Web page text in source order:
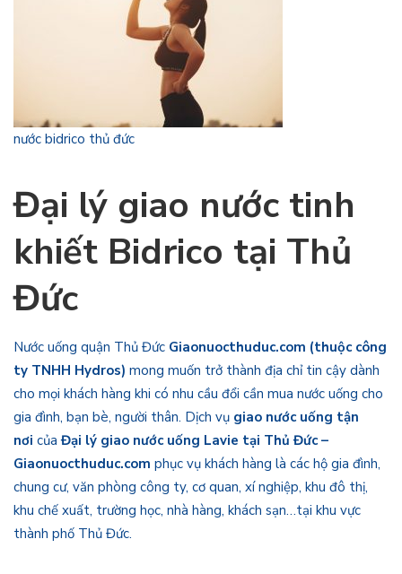
nước bidrico thủ đức
Đại lý giao nước tinh
khiết Bidrico tại Thủ
Đức
Nước uống quận Thủ Đức Giaonuocthuduc.com (thuộc công
ty TNHH Hydros) mong muốn trở thành địa chỉ tin cậy dành
cho mọi khách hàng khi có nhu cầu đổi cần mua nước uống cho
gia đình, bạn bè, người thân. Dịch vụ giao nước uống tận
nơi củaĐại lý giao nước uống Lavie tại Thủ Đức –
Giaonuocthuduc.com phục vụ khách hàng là các hộ gia đình,
chung cư, văn phòng công ty, cơ quan, xí nghiệp, khu đô thị,
khu chế xuất, trường học, nhà hàng, khách sạn…tại khu vực
thành phố Thủ Đức.